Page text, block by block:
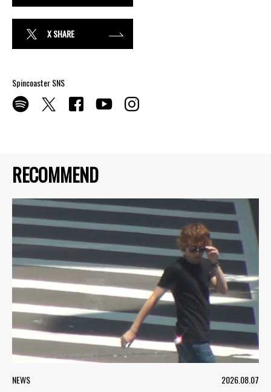
RECOMMEND
NEWS 2026.08.07
X SHARE
Spincoaster SNS